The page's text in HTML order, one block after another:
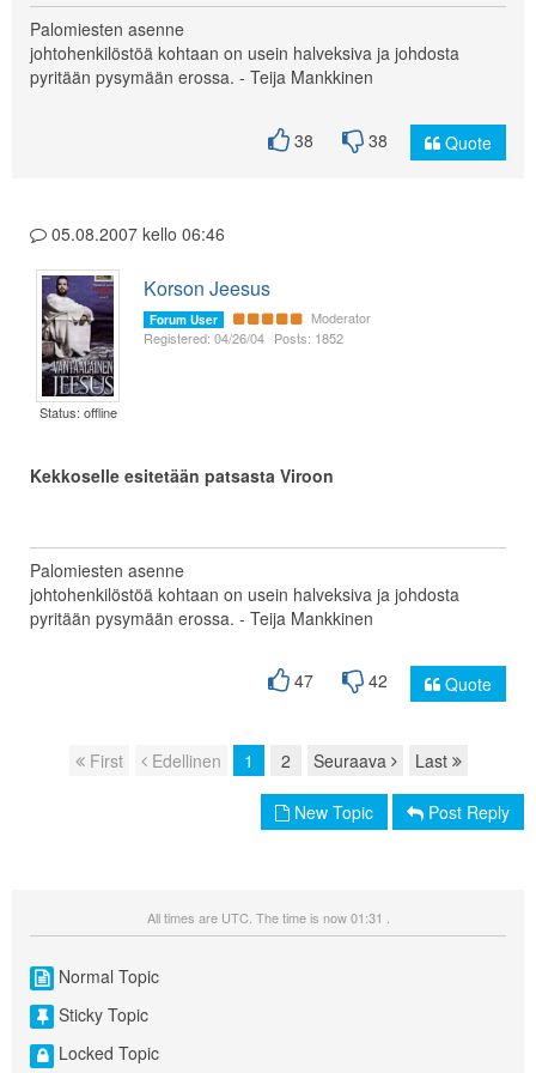
Palomiesten asenne
johtohenkilöstöä kohtaan on usein halveksiva ja johdosta
pyritään pysymään erossa. - Teija Mankkinen
38 38 Quote
05.08.2007 kello 06:46
Status: offline
Korson Jeesus
Forum User
Moderator
Registered: 04/26/04 Posts: 1852
Kekkoselle esitetään patsasta Viroon
Palomiesten asenne
johtohenkilöstöä kohtaan on usein halveksiva ja johdosta
pyritään pysymään erossa. - Teija Mankkinen
47 42 Quote
Page navigation
First Edellinen 1 2 Seuraava Last
New Topic Post Reply
All times are UTC. The time is now 01:31 .
Normal Topic
Sticky Topic
Locked Topic